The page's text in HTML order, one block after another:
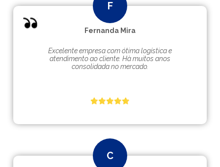
Fernanda Mira
Excelente empresa com ótima logística e
atendimento ao cliente. Hà muitos anos
consolidada no mercado.